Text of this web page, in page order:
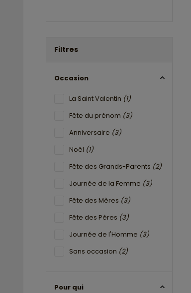
Filtres
Occasion
La Saint Valentin (1)
Fête du prénom (3)
Anniversaire (3)
Noël (1)
Fête des Grands-Parents (2)
Journée de la Femme (3)
Fête des Mères (3)
Fête des Pères (3)
Journée de l'Homme (3)
Sans occasion (2)
Pour qui